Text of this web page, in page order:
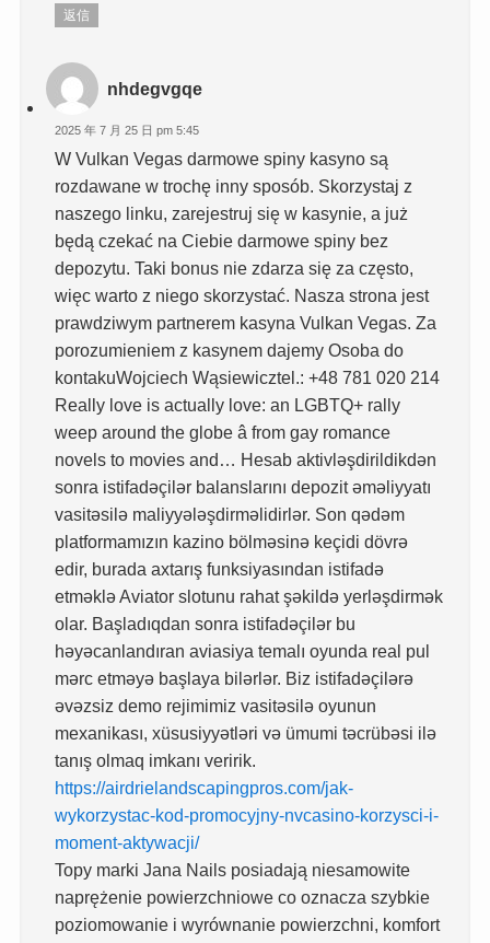
返信
nhdegvgqe
2025 年 7 月 25 日 pm 5:45
W Vulkan Vegas darmowe spiny kasyno są
rozdawane w trochę inny sposób. Skorzystaj z
naszego linku, zarejestruj się w kasynie, a już
będą czekać na Ciebie darmowe spiny bez
depozytu. Taki bonus nie zdarza się za często,
więc warto z niego skorzystać. Nasza strona jest
prawdziwym partnerem kasyna Vulkan Vegas. Za
porozumieniem z kasynem dajemy Osoba do
kontakuWojciech Wąsiewicztel.: +48 781 020 214
Really love is actually love: an LGBTQ+ rally
weep around the globe â from gay romance
novels to movies and… Hesab aktivləşdirildikdən
sonra istifadəçilər balanslarını depozit əməliyyatı
vasitəsilə maliyyələşdirməlidirlər. Son qədəm
platformamızın kazino bölməsinə keçidi dövrə
edir, burada axtarış funksiyasından istifadə
etməklə Aviator slotunu rahat şəkildə yerləşdirmək
olar. Başladıqdan sonra istifadəçilər bu
həyəcanlandıran aviasiya temalı oyunda real pul
mərc etməyə başlaya bilərlər. Biz istifadəçilərə
əvəzsiz demo rejimimiz vasitəsilə oyunun
mexanikası, xüsusiyyətləri və ümumi təcrübəsi ilə
tanış olmaq imkanı veririk.
https://airdrielandscapingpros.com/jak-
wykorzystac-kod-promocyjny-nvcasino-korzysci-i-
moment-aktywacji/
Topy marki Jana Nails posiadają niesamowite
naprężenie powierzchniowe co oznacza szybkie
poziomowanie i wyrównanie powierzchni, komfort